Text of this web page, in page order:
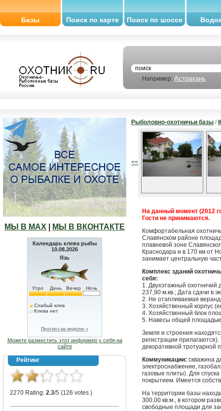
Базы Поиск по карте Поиск по шоссе
Например: Астрахань
МЫ В МАХ МЫ В ВКОНТАКТЕ
Календарь клева рыбы
10.08.2026
Язь
Утро День Вечер Ночь
Слабый клев
Клева нет
Прогноз на неделю »
Можете разместить этот информер у себя на
сайте
Рейтинг
2270 Rating: 2.3/5 (126 votes )
Рыболовно-охотничьи базы /
<<
На данный момент (2012
Гости не принимаются.
Комфортабельная
Славянском районе
плавневой зоне
Краснодара и в 170 км от
занимает центральную
Комплекс зданий
себя:
1. Двухэтажный охотничий
237,90 м.кв.; Дата сдачи в
2. Не отапливаемая
3. Хозяйственный корпус
4. Хозяйственный блок
5. Навесы общей площадью
Земля и строения
регистрации
декоративной тротуарной
Коммуникации: скважина
электроснабжение,
газовые плиты). Для
покрытием. Имеется
На территории базы
300,00 кв.м., в котором
свободные площади для